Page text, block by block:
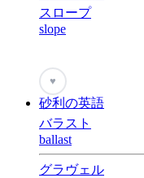
スロープ
slope
♥
砂利の英語
バラスト
ballast
グラヴェル